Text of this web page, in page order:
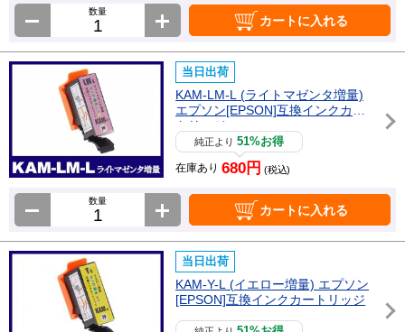
数量
カートに入れる
当日出荷
KAM-LM-L (ライトマゼンタ増量)
エプソン[EPSON]互換インクカー
トリッジ
純正より51%お得
在庫あり 680円 (税込)
数量
カートに入れる
当日出荷
KAM-Y-L (イエロー増量) エプソン
[EPSON]互換インクカートリッジ